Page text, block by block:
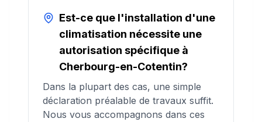
Est-ce que l'installation d'une
climatisation nécessite une
autorisation spécifique à
Cherbourg-en-Cotentin?
Dans la plupart des cas, une simple
déclaration préalable de travaux suffit.
Nous vous accompagnons dans ces